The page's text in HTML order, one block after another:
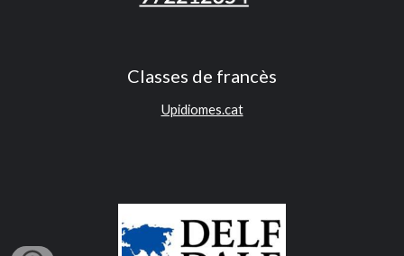
Classes de francès
Upidiomes.cat